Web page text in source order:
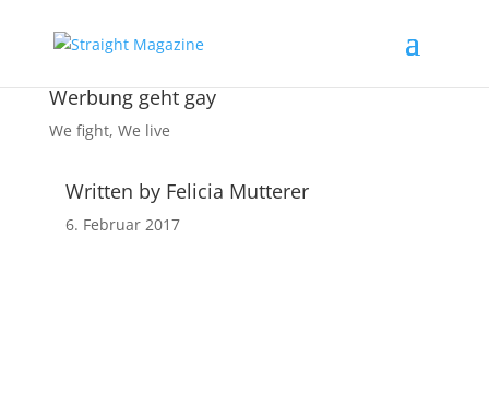
Werbung geht gay
We fight, We live
Written by Felicia Mutterer
6. Februar 2017